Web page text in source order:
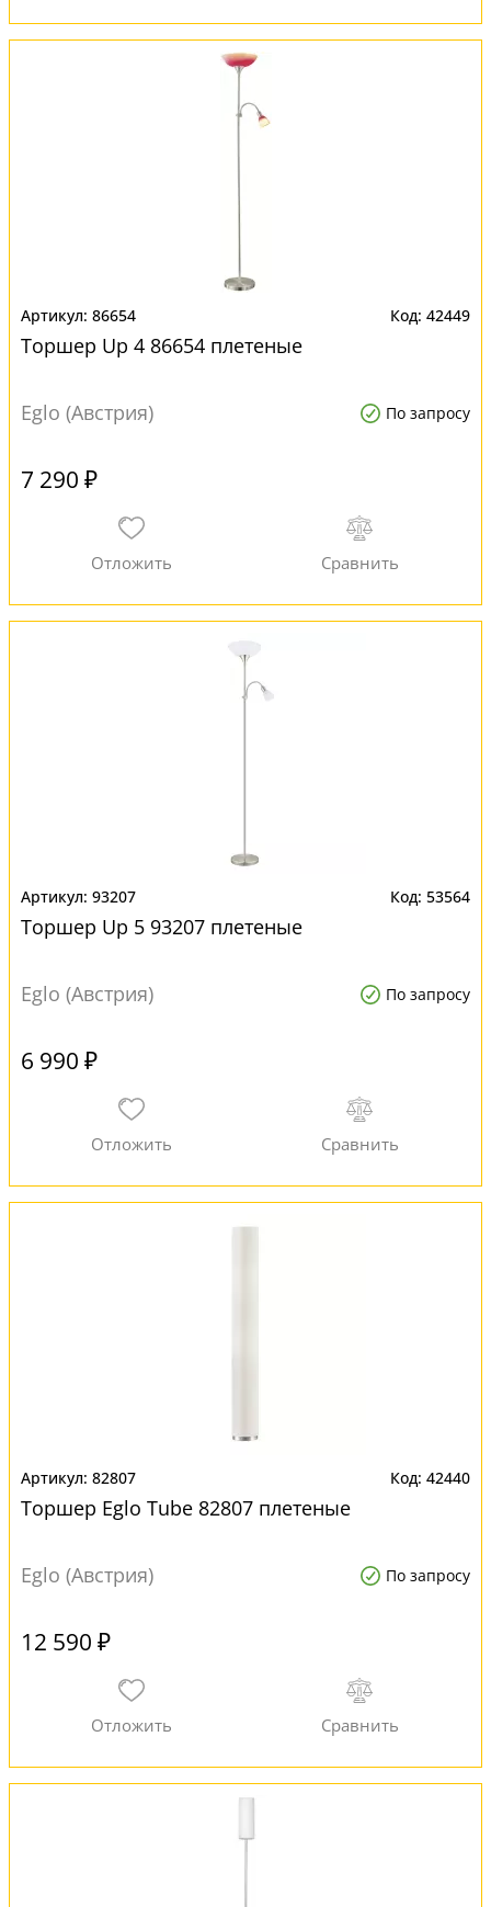
86654 42449
Торшер Up 4 86654 плетеные
Eglo (Австрия) По запросу
7 290 ₽
93207 53564
Торшер Up 5 93207 плетеные
Eglo (Австрия) По запросу
6 990 ₽
82807 42440
Торшер Eglo Tube 82807 плетеные
Eglo (Австрия) По запросу
12 590 ₽